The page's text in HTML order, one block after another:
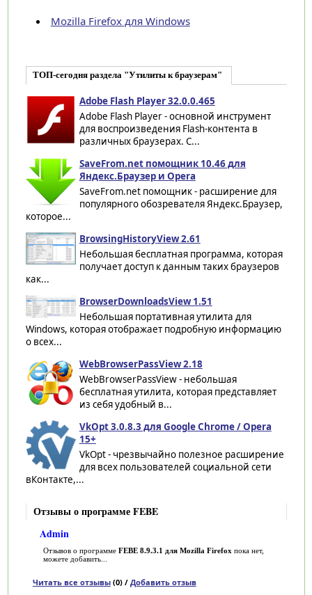
Mozilla Firefox для Windows
ТОП-сегодня раздела "Утилиты к браузерам"
Adobe Flash Player 32.0.0.465
Adobe Flash Player - основной инструмент
для воспроизведения Flash-контента в
различных браузерах. С...
SaveFrom.net помощник 10.46 для
Яндекс.Браузер и Opera
SaveFrom.net помощник - расширение для
популярного обозревателя Яндекс.Браузер,
которое...
BrowsingHistoryView 2.61
Небольшая бесплатная программа, которая
получает доступ к данным таких браузеров
как...
BrowserDownloadsView 1.51
Небольшая портативная утилита для
Windows, которая отображает подробную информацию
о всех...
WebBrowserPassView 2.18
WebBrowserPassView - небольшая
бесплатная утилита, которая представляет
из себя удобный в...
VkOpt 3.0.8.3 для Google Chrome / Opera
15+
VkOpt - чрезвычайно полезное расширение
для всех пользователей социальной сети
вКонтакте,...
Отзывы о программе FEBE
Admin
Отзывов о программе FEBE 8.9.3.1 для Mozilla Firefox пока нет,
можете добавить...
Читать все отзывы(0) / Добавить отзыв